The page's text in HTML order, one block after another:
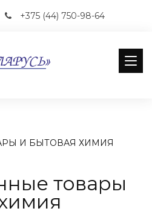
+375 (44) 750-98-64
И БЫТОВАЯ ХИМИЯ
товары